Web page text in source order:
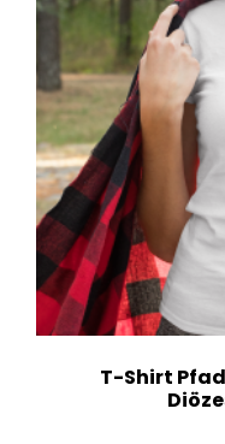
T-Shirt